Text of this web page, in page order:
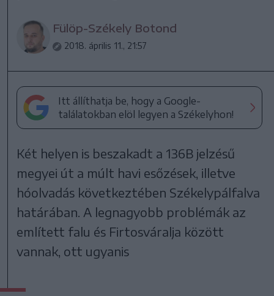
Fülöp-Székely Botond
2018. április 11., 21:57
Itt állíthatja be, hogy a Google-
találatokban elöl legyen a Székelyhon!
Két helyen is beszakadt a 136B jelzésű
megyei út a múlt havi esőzések, illetve
hóolvadás következtében Székelypálfalva
határában. A legnagyobb problémák az
említett falu és Firtosváralja között
vannak, ott ugyanis